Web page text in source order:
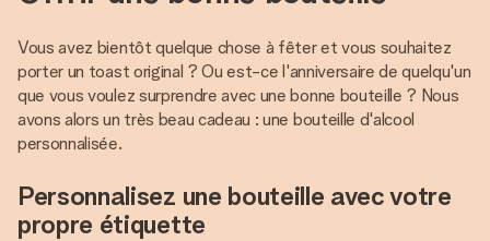
Vous avez bientôt quelque chose à fêter et vous souhaitez
porter un toast original ? Ou est-ce l'anniversaire de quelqu'un
que vous voulez surprendre avec une bonne bouteille ? Nous
avons alors un très beau cadeau : une bouteille d'alcool
personnalisée.
Personnalisez une bouteille avec votre
propre étiquette